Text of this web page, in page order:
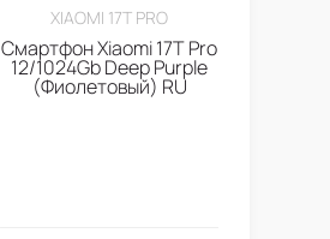
XIAOMI 17T PRO
Смартфон Xiaomi 17T Pro
12/1024Gb Deep Purple
(Фиолетовый) RU